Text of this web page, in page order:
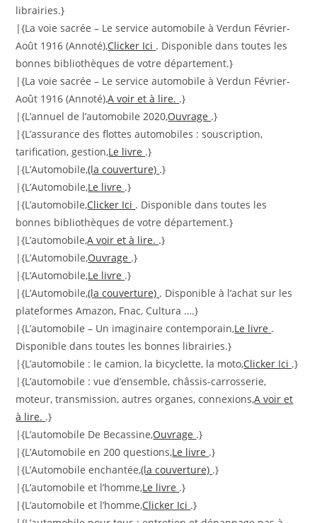
librairies.}
|{La voie sacrée – Le service automobile à Verdun Février-
Août 1916 (Annoté),Clicker Ici . Disponible dans toutes les
bonnes bibliothèques de votre département.}
|{La voie sacrée – Le service automobile à Verdun Février-
Août 1916 (Annoté),A voir et à lire. .}
|{L’annuel de l’automobile 2020,Ouvrage .}
|{L’assurance des flottes automobiles : souscription,
tarification, gestion,Le livre .}
|{L’Automobile,(la couverture) .}
|{L’Automobile,Le livre .}
|{L’automobile,Clicker Ici . Disponible dans toutes les
bonnes bibliothèques de votre département.}
|{L’automobile,A voir et à lire. .}
|{L’Automobile,Ouvrage .}
|{L’Automobile,Le livre .}
|{L’Automobile,(la couverture) . Disponible à l’achat sur les
plateformes Amazon, Fnac, Cultura ….}
|{L’automobile – Un imaginaire contemporain,Le livre .
Disponible dans toutes les bonnes librairies.}
|{L’automobile : le camion, la bicyclette, la moto,Clicker Ici .}
|{L’automobile : vue d’ensemble, châssis-carrosserie,
moteur, transmission, autres organes, connexions,A voir et
à lire. .}
|{L’automobile De Becassine,Ouvrage .}
|{L’Automobile en 200 questions,Le livre .}
|{L’Automobile enchantée,(la couverture) .}
|{L’automobile et l’homme,Le livre .}
|{L’automobile et l’homme,Clicker Ici .}